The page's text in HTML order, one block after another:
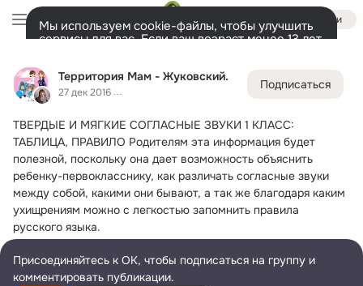
Территория Мам - Жуковский.
27 дек 2016
Подписаться
ТВЕРДЫЕ И МЯГКИЕ СОГЛАСНЫЕ ЗВУКИ 1 КЛАСС:
ТАБЛИЦА, ПРАВИЛО Родителям эта информация будет
полезной, поскольку она дает возможность объяснить
ребенку-первокласснику, как различать согласные звуки
между собой, какими они бывают, а так же благодаря каким
ухищрениям можно с легкостью запомнить правила
русского языка.
Содержание 1. Как научиться различать твердые и мягкие
звуки
2. Как обозначатся твердые и мягкие звуки на письме
Войти
Мы используем cookie-файлы, чтобы улучшить
сервисы для вас. Если ваш возраст менее 13 лет,
представитель.
Разрешить все Настроить
Лента Участники Темы 18K Ещё
Дополнительная
колонка
Всё2 471 Обсуждаемые
Присоединяйтесь к ОК, чтобы подписаться на группу и
комментировать публикации.